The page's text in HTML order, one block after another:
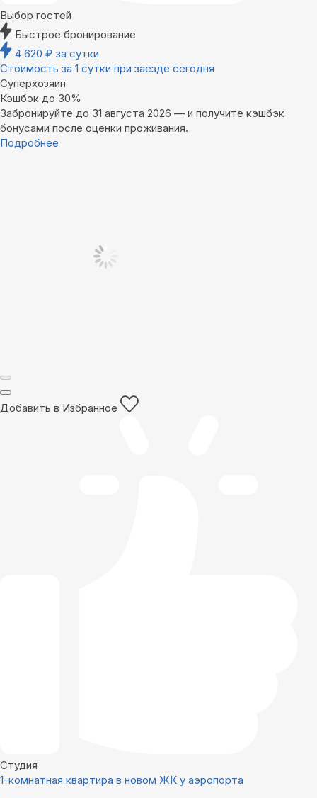
Выбор гостей
Быстрое бронирование
4 620 ₽ за сутки
Стоимость за 1 сутки при заезде сегодня
Суперхозяин
Кэшбэк до 30%
Забронируйте до 31 августа 2026 — и получите кэшбэк
бонусами после оценки проживания.
Подробнее
Добавить в Избранное
Студия
1-комнатная квартира в новом ЖК у аэропорта